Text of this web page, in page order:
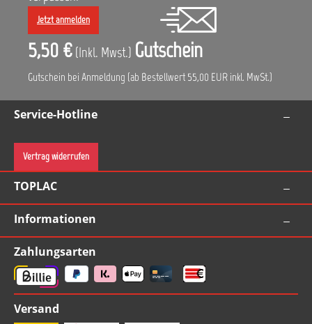
Jetzt anmelden
5,50 € (Inkl. Mwst.) Gutschein
Gutschein bei Anmeldung (ab Bestellwert 55,00 EUR inkl. MwSt.)
Service-Hotline
Vertrag widerrufen
TOPLAC
Informationen
Zahlungsarten
Versand